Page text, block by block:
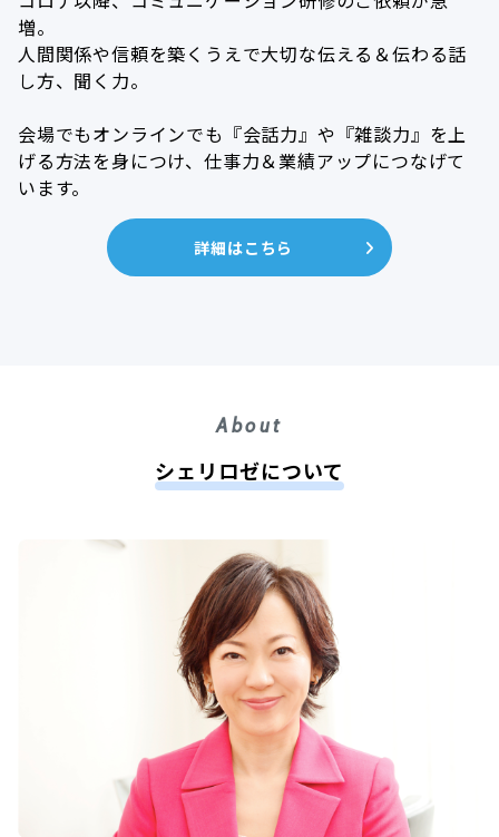
増。
人間関係や信頼を築くうえで大切な伝える＆伝わる話
し方、聞く力。
会場でもオンラインでも『会話力』や『雑談力』を上
げる方法を身につけ、仕事力＆業績アップにつなげて
います。
詳細はこちら
シェリロゼについて